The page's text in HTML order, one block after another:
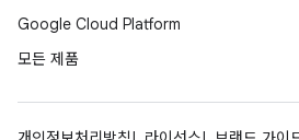
Google Cloud Platform
모든 제품